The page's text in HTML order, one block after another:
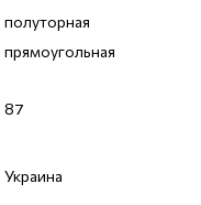
полуторная
прямоугольная
87
Украина